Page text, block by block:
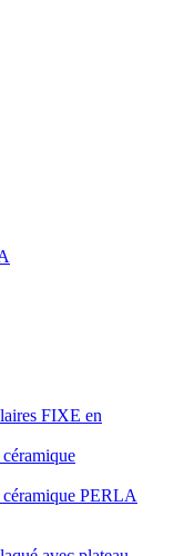
FIXE en
PERLA